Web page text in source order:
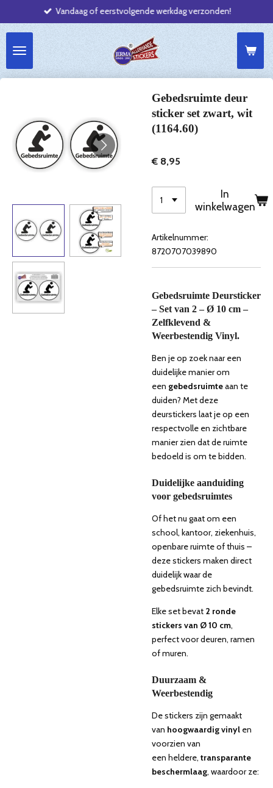
direct
de
hoofdinhoud
Vandaag of eerstvolgende werkdag verzonden!
Gebedsruimte deur
sticker set zwart, wit
(1164.60)
€ 8,95
In
winkelwagen
Artikelnummer:
8720707039890
Gebedsruimte Deursticker
– Set van 2 – Ø 10 cm –
Zelfklevend &
Weerbestendig Vinyl.
Ben je op zoek naar een
duidelijke manier om
een gebedsruimteaan te
duiden? Met deze
deurstickers laat je op een
respectvolle en zichtbare
manier zien dat de ruimte
bedoeld is om te bidden.
Duidelijke aanduiding
voor gebedsruimtes
Of het nu gaat om een
school, kantoor, ziekenhuis,
openbare ruimte of thuis –
deze stickers maken direct
duidelijk waar de
gebedsruimte zich bevindt.
Elke set bevat 2 ronde
stickers van Ø 10 cm,
perfect voor deuren, ramen
of muren.
Duurzaam &
Weerbestendig
De stickers zijn gemaakt
van hoogwaardig vinyl en
voorzien van
een heldere, transparante
beschermlaag, waardoor ze: